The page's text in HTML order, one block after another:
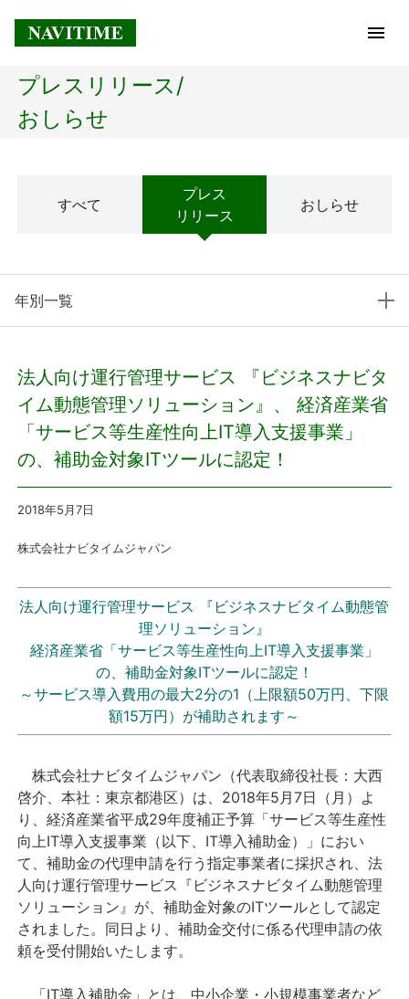
トップページ
経営理念
プレスリリース
プレスリリース
サービス
個人向けサービス
法人向けサービス
採用情報
English
プレスリリース/
おしらせ
すべて
プレス
リリース
おしらせ
年別一覧
法人向け運行管理サービス 『ビジネスナビタ
イム動態管理ソリューション』、 経済産業省
「サービス等生産性向上IT導入支援事業」
の、補助金対象ITツールに認定！
2018年5月7日
株式会社ナビタイムジャパン
法人向け運行管理サービス 『ビジネスナビタイム動態管
理ソリューション』
経済産業省「サービス等生産性向上IT導入支援事業」
の、補助金対象ITツールに認定！
～サービス導入費用の最大2分の1（上限額50万円、下限
額15万円）が補助されます～
株式会社ナビタイムジャパン（代表取締役社長：大西
啓介、本社：東京都港区）は、2018年5月7日（月）よ
り、経済産業省平成29年度補正予算「サービス等生産性
向上IT導入支援事業（以下、IT導入補助金）」におい
て、補助金の代理申請を行う指定事業者に採択され、法
人向け運行管理サービス『ビジネスナビタイム動態管理
ソリューション』が、補助金対象のITツールとして認定
されました。同日より、補助金交付に係る代理申請の依
頼を受付開始いたします。
「IT導入補助金」とは、中小企業・小規模事業者など